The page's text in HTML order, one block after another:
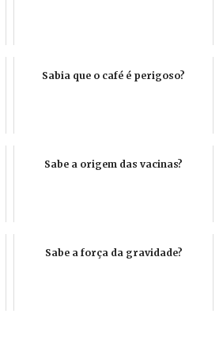
Sabia que o café é perigoso?
Sabe a origem das vacinas?
Sabe a força da gravidade?